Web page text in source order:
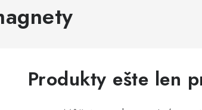
Produkty ešte len